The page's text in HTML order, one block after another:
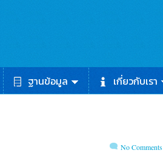
ฐานข้อมูล เกี่ยวกับเรา
No Comments